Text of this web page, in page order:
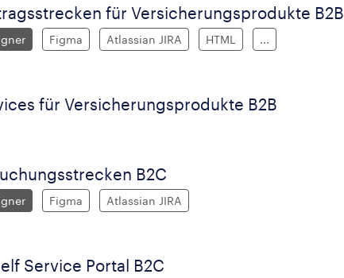
für Versicherungsprodukte B2B
Figma Atlassian JIRA HTML ...
für Versicherungsprodukte B2B
B2C
Figma Atlassian JIRA
Service Portal B2C